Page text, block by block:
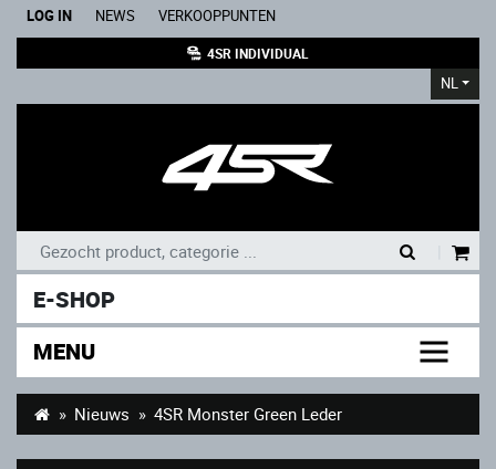
LOG IN NEWS VERKOOPPUNTEN
4SR INDIVIDUAL
NL
E-SHOP
MENU
Nieuws 4SR Monster Green Leder